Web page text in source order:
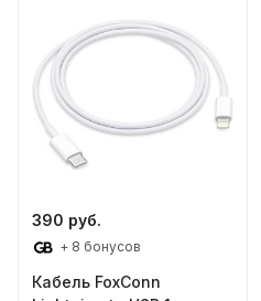
390 руб.
+ 8 бонусов
Кабель FoxConn